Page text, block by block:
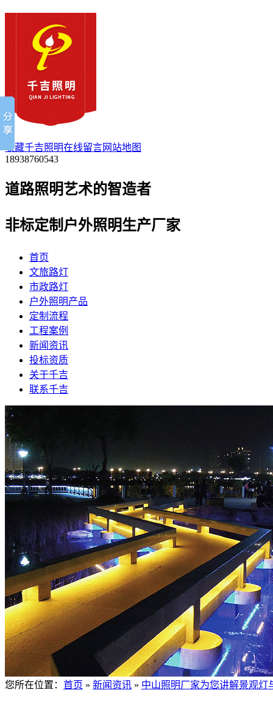
收藏千吉照明在线留言网站地图
18938760543
道路照明艺术的智造者
非标定制户外照明生产厂家
首页
文旅路灯
市政路灯
户外照明产品
定制流程
工程案例
新闻资讯
投标资质
关于千吉
联系千吉
您所在位置 ： 首页 » 新闻资讯 » 中山照明厂家为您讲解景观灯